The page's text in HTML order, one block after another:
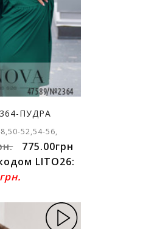
ПУДРА
52,54-56,
775.00грн
LITO26: